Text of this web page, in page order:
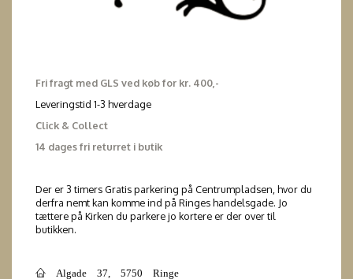
Fri fragt med GLS ved køb for kr. 400,-
Leveringstid 1-3 hverdage
Click & Collect
14 dages fri returret i butik
Der er 3 timers Gratis parkering på Centrumpladsen, hvor du
derfra nemt kan komme ind på Ringes handelsgade. Jo
tættere på Kirken du parkere jo kortere er der over til
butikken.
Algade 37, 5750 Ringe